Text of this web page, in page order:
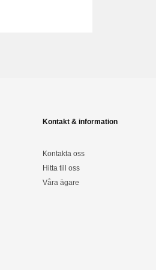
Kontakt & information
Kontakta oss
Hitta till oss
Våra ägare